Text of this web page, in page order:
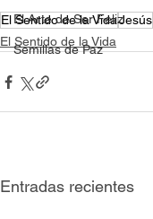
El Arte de Ser Feliz
Semillas de Paz
El Sentido de la VidaJesús
El Sentido de la Vida
Entradas recientes